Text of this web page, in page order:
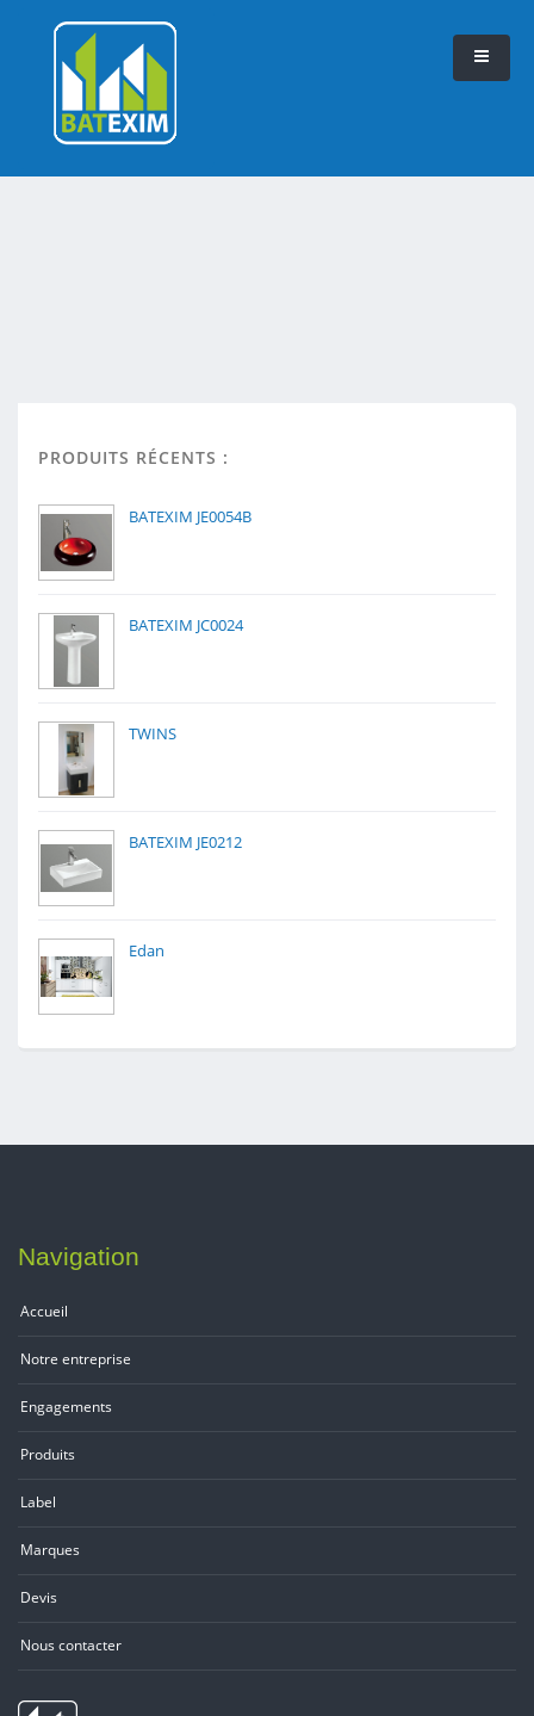
PRODUITS RÉCENTS :
BATEXIM JE0054B
BATEXIM JC0024
TWINS
BATEXIM JE0212
Edan
Navigation
Accueil
Notre entreprise
Engagements
Produits
Label
Marques
Devis
Nous contacter